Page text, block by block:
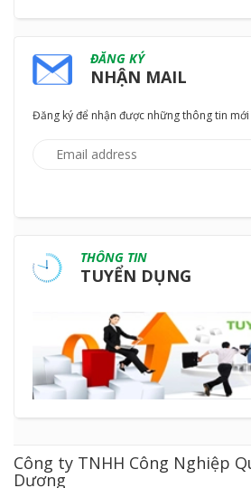
ĐĂNG KÝ
NHẬN MAIL
Đăng ký để nhận được những thông tin
THÔNG TIN
TUYỂN DỤNG
Công ty TNHH Công Nghiệp
Dương